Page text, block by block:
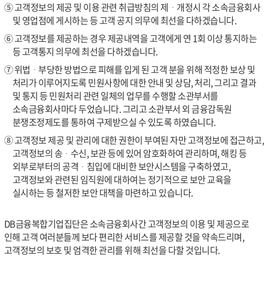
⑤ 고객정보의 제공 및 이용 관련 취급방침의 제ᆞ개정시 각 소속금융회사
및 영업점에 게시하는 등 고객 공지 의무에 최선을 다하겠습니다.
⑥ 고객정보를 제공하는 경우 제공내역을 고객에게 연 1회 이상 통지하는
등 고객통지 의무에 최선을 다하겠습니다.
⑦ 위법ᆞ부당한 방법으로 피해를 입게 된 고객 분을 위해 적정한 보상 및
처리가 이루어지도록 민원사항에 대한 안내 및 상담, 처리, 그리고 결과
및 통지 등 민원처리 관련 일체의 업무를 수행할 소관부서를
소속금융회사마다 두었습니다. 그리고 소관부서 외 금융감독원
분쟁조정제도를 통하여 구제받으실 수 있도록 하였습니다.
⑧ 고객정보 제공 및 관리에 대한 권한이 부여된 자만 고객정보에 접근하고,
고객정보의 송ᆞ수신, 보관 등에 있어 암호화하여 관리하며, 해킹 등
외부로부터의 공격ᆞ침입에 대비한 보안시스템을 구축하였고,
고객정보와 관련된 임직원에 대하여는 정기적으로 보안 교육을
실시하는 등 철저한 보안 대책을 마련하고 있습니다.
DB금융복합기업집단은 소속금융회사간 고객정보의 이용 및 제공으로
인해 고객 여러분들께 보다 편리한 서비스를 제공할 것을 약속드리며,
고객정보의 보호 및 엄격한 관리를 위해 최선을 다할 것입니다.